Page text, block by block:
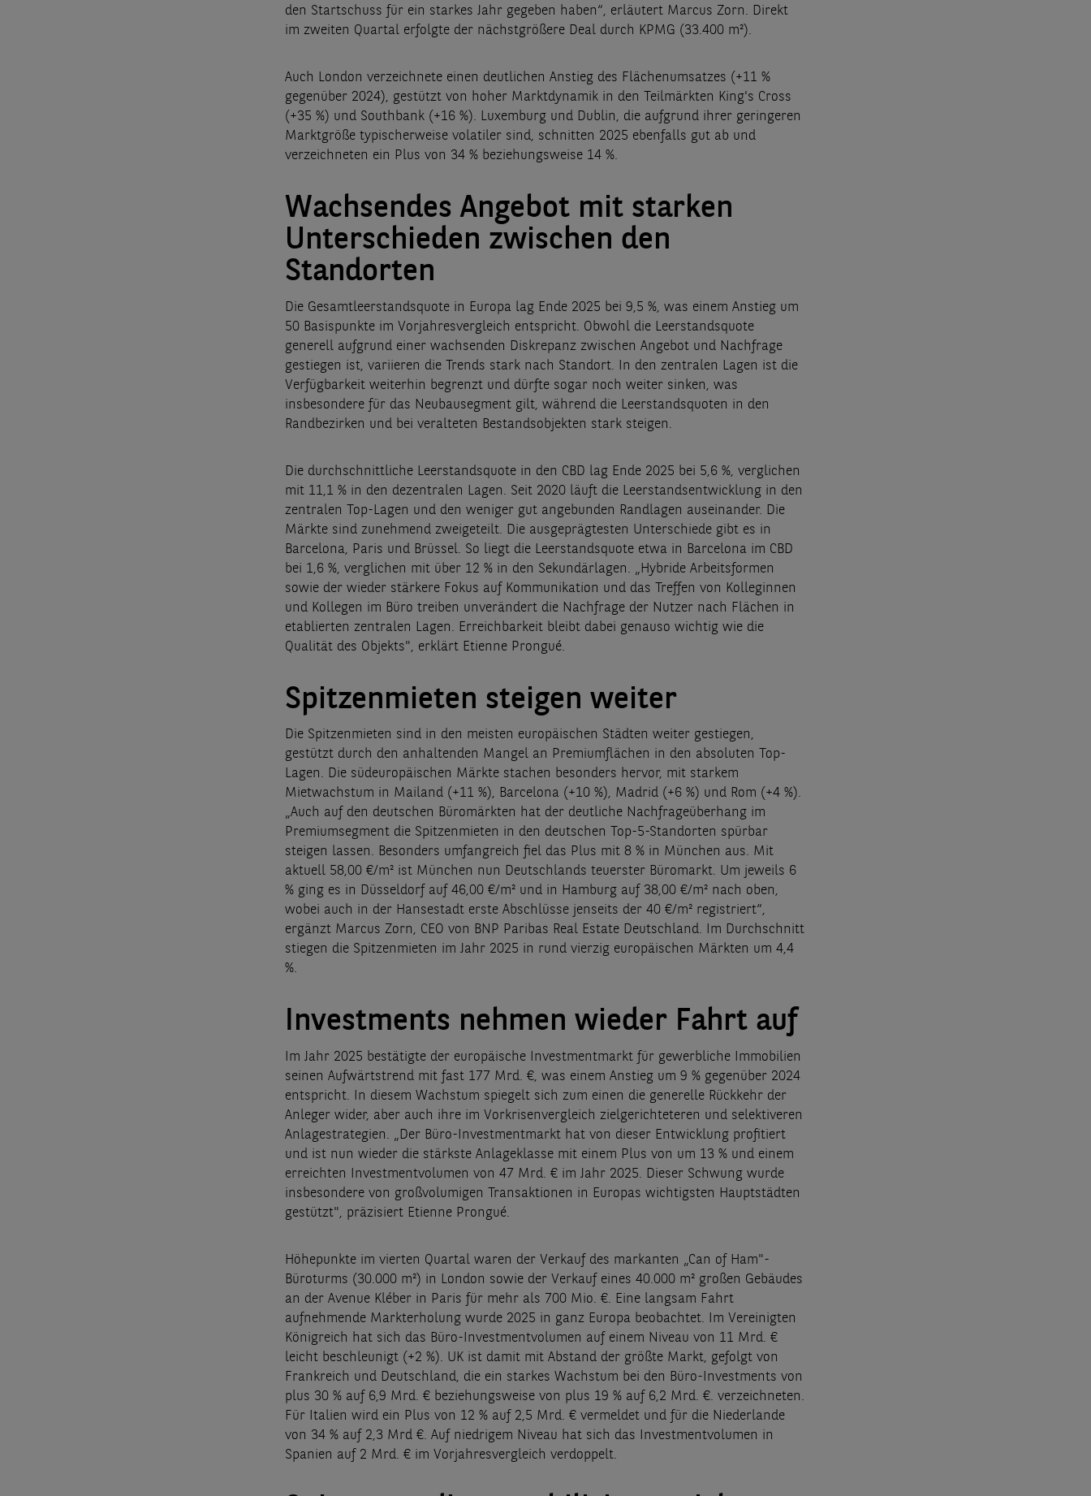
den Startschuss für ein starkes Jahr gegeben haben“, erläutert Marcus Zorn. Direkt
im zweiten Quartal erfolgte der nächstgrößere Deal durch KPMG (33.400 m²).
Auch London verzeichnete einen deutlichen Anstieg des Flächenumsatzes (+11 %
gegenüber 2024), gestützt von hoher Marktdynamik in den Teilmärkten King's Cross
(+35 %) und Southbank (+16 %). Luxemburg und Dublin, die aufgrund ihrer geringeren
Marktgröße typischerweise volatiler sind, schnitten 2025 ebenfalls gut ab und
verzeichneten ein Plus von 34 % beziehungsweise 14 %.
Wachsendes Angebot mit starken
Unterschieden zwischen den
Standorten
Die Gesamtleerstandsquote in Europa lag Ende 2025 bei 9,5 %, was einem Anstieg um
50 Basispunkte im Vorjahresvergleich entspricht. Obwohl die Leerstandsquote
generell aufgrund einer wachsenden Diskrepanz zwischen Angebot und Nachfrage
gestiegen ist, variieren die Trends stark nach Standort. In den zentralen Lagen ist die
Verfügbarkeit weiterhin begrenzt und dürfte sogar noch weiter sinken, was
insbesondere für das Neubausegment gilt, während die Leerstandsquoten in den
Randbezirken und bei veralteten Bestandsobjekten stark steigen.
Die durchschnittliche Leerstandsquote in den CBD lag Ende 2025 bei 5,6 %, verglichen
mit 11,1 % in den dezentralen Lagen. Seit 2020 läuft die Leerstandsentwicklung in den
zentralen Top-Lagen und den weniger gut angebunden Randlagen auseinander. Die
Märkte sind zunehmend zweigeteilt. Die ausgeprägtesten Unterschiede gibt es in
Barcelona, Paris und Brüssel. So liegt die Leerstandsquote etwa in Barcelona im CBD
bei 1,6 %, verglichen mit über 12 % in den Sekundärlagen. „Hybride Arbeitsformen
sowie der wieder stärkere Fokus auf Kommunikation und das Treffen von Kolleginnen
und Kollegen im Büro treiben unverändert die Nachfrage der Nutzer nach Flächen in
etablierten zentralen Lagen. Erreichbarkeit bleibt dabei genauso wichtig wie die
Qualität des Objekts", erklärt Etienne Prongué.
Spitzenmieten steigen weiter
Die Spitzenmieten sind in den meisten europäischen Städten weiter gestiegen,
gestützt durch den anhaltenden Mangel an Premiumflächen in den absoluten Top-
Lagen. Die südeuropäischen Märkte stachen besonders hervor, mit starkem
Mietwachstum in Mailand (+11 %), Barcelona (+10 %), Madrid (+6 %) und Rom (+4 %).
„Auch auf den deutschen Büromärkten hat der deutliche Nachfrageüberhang im
Premiumsegment die Spitzenmieten in den deutschen Top-5-Standorten spürbar
steigen lassen. Besonders umfangreich fiel das Plus mit 8 % in München aus. Mit
aktuell 58,00 €/m² ist München nun Deutschlands teuerster Büromarkt. Um jeweils 6
% ging es in Düsseldorf auf 46,00 €/m² und in Hamburg auf 38,00 €/m² nach oben,
wobei auch in der Hansestadt erste Abschlüsse jenseits der 40 €/m² registriert“,
ergänzt Marcus Zorn, CEO von BNP Paribas Real Estate Deutschland. Im Durchschnitt
stiegen die Spitzenmieten im Jahr 2025 in rund vierzig europäischen Märkten um 4,4
%.
Investments nehmen wieder Fahrt auf
Im Jahr 2025 bestätigte der europäische Investmentmarkt für gewerbliche Immobilien
seinen Aufwärtstrend mit fast 177 Mrd. €, was einem Anstieg um 9 % gegenüber 2024
entspricht. In diesem Wachstum spiegelt sich zum einen die generelle Rückkehr der
Anleger wider, aber auch ihre im Vorkrisenvergleich zielgerichteteren und selektiveren
Anlagestrategien. „Der Büro-Investmentmarkt hat von dieser Entwicklung profitiert
und ist nun wieder die stärkste Anlageklasse mit einem Plus von um 13 % und einem
erreichten Investmentvolumen von 47 Mrd. € im Jahr 2025. Dieser Schwung wurde
insbesondere von großvolumigen Transaktionen in Europas wichtigsten Hauptstädten
gestützt", präzisiert Etienne Prongué.
Höhepunkte im vierten Quartal waren der Verkauf des markanten „Can of Ham"-
Büroturms (30.000 m²) in London sowie der Verkauf eines 40.000 m² großen Gebäudes
an der Avenue Kléber in Paris für mehr als 700 Mio. €. Eine langsam Fahrt
aufnehmende Markterholung wurde 2025 in ganz Europa beobachtet. Im Vereinigten
Königreich hat sich das Büro-Investmentvolumen auf einem Niveau von 11 Mrd. €
leicht beschleunigt (+2 %). UK ist damit mit Abstand der größte Markt, gefolgt von
Frankreich und Deutschland, die ein starkes Wachstum bei den Büro-Investments von
plus 30 % auf 6,9 Mrd. € beziehungsweise von plus 19 % auf 6,2 Mrd. €. verzeichneten.
Für Italien wird ein Plus von 12 % auf 2,5 Mrd. € vermeldet und für die Niederlande
von 34 % auf 2,3 Mrd €. Auf niedrigem Niveau hat sich das Investmentvolumen in
Spanien auf 2 Mrd. € im Vorjahresvergleich verdoppelt.